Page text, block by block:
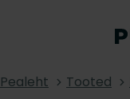
Pealeht Tooted